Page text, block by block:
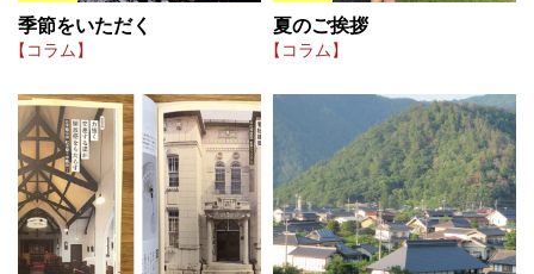
季節をいただく
【コラム】
夏のご挨拶
【コラム】